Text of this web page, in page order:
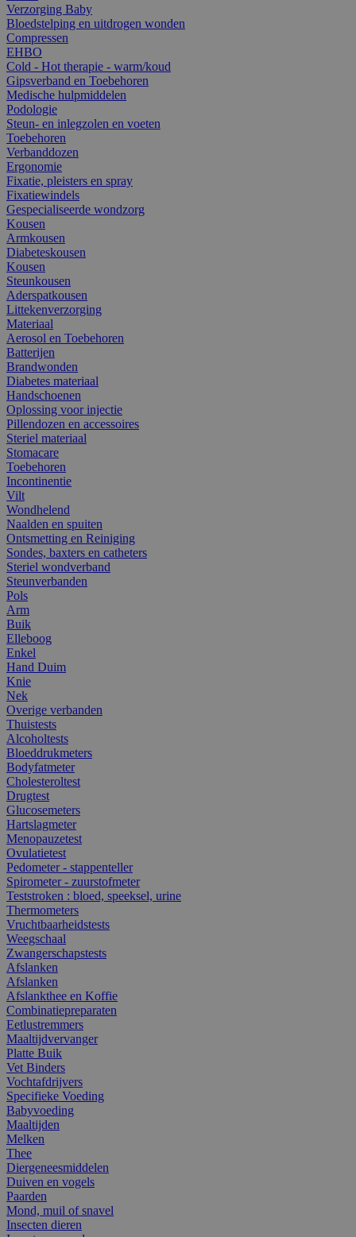
Verzorging Baby
Bloedstelping en uitdrogen wonden
Compressen
EHBO
Cold - Hot therapie - warm/koud
Gipsverband en Toebehoren
Medische hulpmiddelen
Podologie
Steun- en inlegzolen en voeten
Toebehoren
Verbanddozen
Ergonomie
Fixatie, pleisters en spray
Fixatiewindels
Gespecialiseerde wondzorg
Kousen
Armkousen
Diabeteskousen
Kousen
Steunkousen
Aderspatkousen
Littekenverzorging
Materiaal
Aerosol en Toebehoren
Batterijen
Brandwonden
Diabetes materiaal
Handschoenen
Oplossing voor injectie
Pillendozen en accessoires
Steriel materiaal
Stomacare
Toebehoren
Incontinentie
Vilt
Wondhelend
Naalden en spuiten
Ontsmetting en Reiniging
Sondes, baxters en catheters
Steriel wondverband
Steunverbanden
Pols
Arm
Buik
Elleboog
Enkel
Hand Duim
Knie
Nek
Overige verbanden
Thuistests
Alcoholtests
Bloeddrukmeters
Bodyfatmeter
Cholesteroltest
Drugtest
Glucosemeters
Hartslagmeter
Menopauzetest
Ovulatietest
Pedometer - stappenteller
Spirometer - zuurstofmeter
Teststroken : bloed, speeksel, urine
Thermometers
Vruchtbaarheidstests
Weegschaal
Zwangerschapstests
Afslanken
Afslanken
Afslankthee en Koffie
Combinatiepreparaten
Eetlustremmers
Maaltijdvervanger
Platte Buik
Vet Binders
Vochtafdrijvers
Specifieke Voeding
Babyvoeding
Maaltijden
Melken
Thee
Diergeneesmiddelen
Duiven en vogels
Paarden
Mond, muil of snavel
Insecten dieren